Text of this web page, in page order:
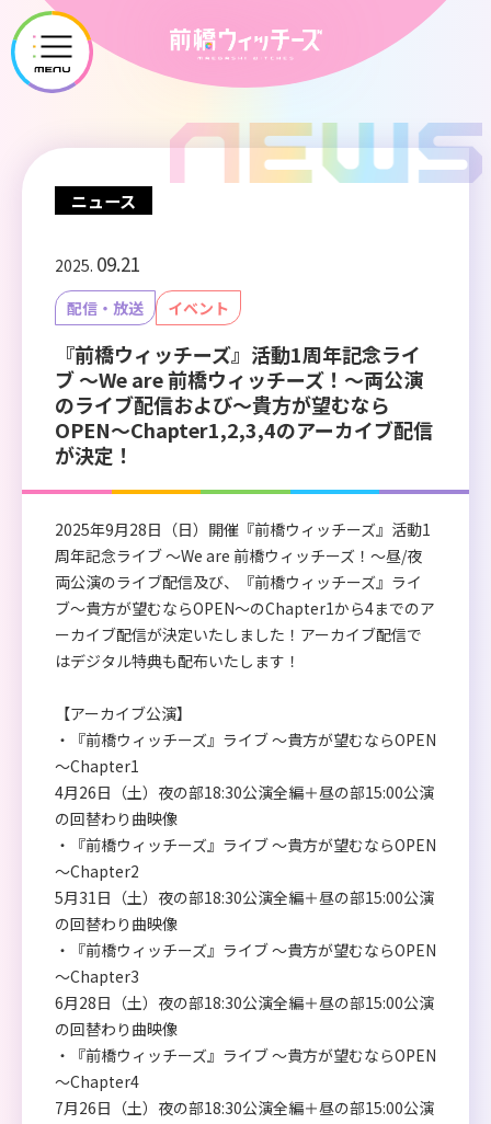
メ
ニ
ー
ニュース
2025. 09.21
配信・放送 イベント
『前橋ウィッチーズ』活動1周年記念ライ
ブ ～We are 前橋ウィッチーズ！～両公演
のライブ配信および～貴方が望むなら
OPEN～Chapter1,2,3,4のアーカイブ配信
が決定！
2025年9月28日（日）開催『前橋ウィッチーズ』活動1
周年記念ライブ ～We are 前橋ウィッチーズ！～昼/夜
両公演のライブ配信及び、『前橋ウィッチーズ』ライ
ブ～貴方が望むならOPEN～のChapter1から4までのア
ーカイブ配信が決定いたしました！アーカイブ配信で
はデジタル特典も配布いたします！
【アーカイブ公演】
・『前橋ウィッチーズ』ライブ ～貴方が望むならOPEN
～Chapter1
4月26日（土）夜の部18:30公演全編＋昼の部15:00公演
の回替わり曲映像
・『前橋ウィッチーズ』ライブ ～貴方が望むならOPEN
～Chapter2
5月31日（土）夜の部18:30公演全編＋昼の部15:00公演
の回替わり曲映像
・『前橋ウィッチーズ』ライブ ～貴方が望むならOPEN
～Chapter3
6月28日（土）夜の部18:30公演全編＋昼の部15:00公演
の回替わり曲映像
・『前橋ウィッチーズ』ライブ ～貴方が望むならOPEN
～Chapter4
7月26日（土）夜の部18:30公演全編＋昼の部15:00公演